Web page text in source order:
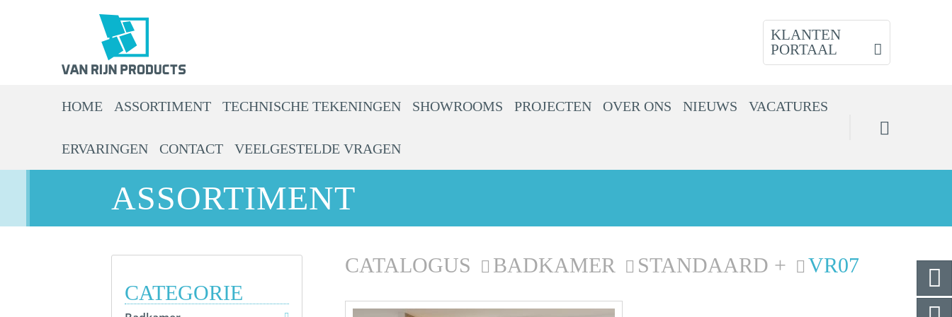
KLANTEN
PORTAAL
HOME ASSORTIMENT TECHNISCHE TEKENINGEN SHOWROOMS PROJECTEN OVER ONS NIEUWS VACATURES
ERVARINGEN CONTACT VEELGESTELDE VRAGEN
ASSORTIMENT
CATEGORIE
CATALOGUS BADKAMER STANDAARD + VR07